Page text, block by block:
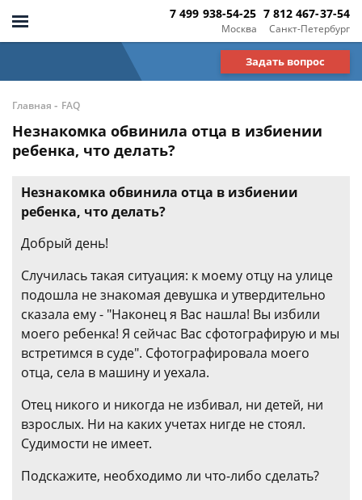
Москва
7 499 938-54-25
Санкт-Петербург
7 812 467-37-54
Задать вопрос
Главная - FAQ
Незнакомка обвинила отца в избиении
ребенка, что делать?
Незнакомка обвинила отца в избиении
ребенка, что делать?
Добрый день!
Случилась такая ситуация: к моему отцу на улице
подошла не знакомая девушка и утвердительно
сказала ему - "Наконец я Вас нашла! Вы избили
моего ребенка! Я сейчас Вас сфотографирую и мы
встретимся в суде". Сфотографировала моего
отца, села в машину и уехала.
Отец никого и никогда не избивал, ни детей, ни
взрослых. Ни на каких учетах нигде не стоял.
Судимости не имеет.
Подскажите, необходимо ли что-либо сделать?